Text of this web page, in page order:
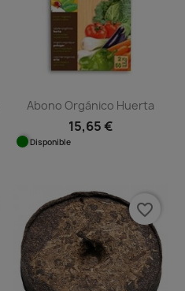
Abono Orgánico Huerta
15,65 €
Disponible
favorite_border